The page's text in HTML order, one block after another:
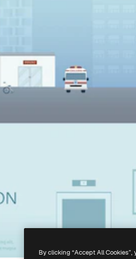
By clicking “Accept All